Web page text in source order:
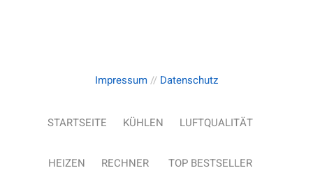
Impressum// Datenschutz
STARTSEITE KÜHLEN LUFTQUALITÄT
HEIZEN RECHNER TOP BESTSELLER